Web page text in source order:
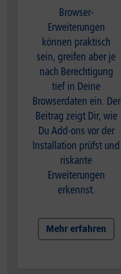
Browser-
Erweiterungen
können praktisch
sein, greifen aber je
nach Berechtigung
tief in Deine
Browserdaten ein. Der
Beitrag zeigt Dir, wie
Du Add-ons vor der
Installation prüfst und
riskante
Erweiterungen
erkennst.
Mehr erfahren